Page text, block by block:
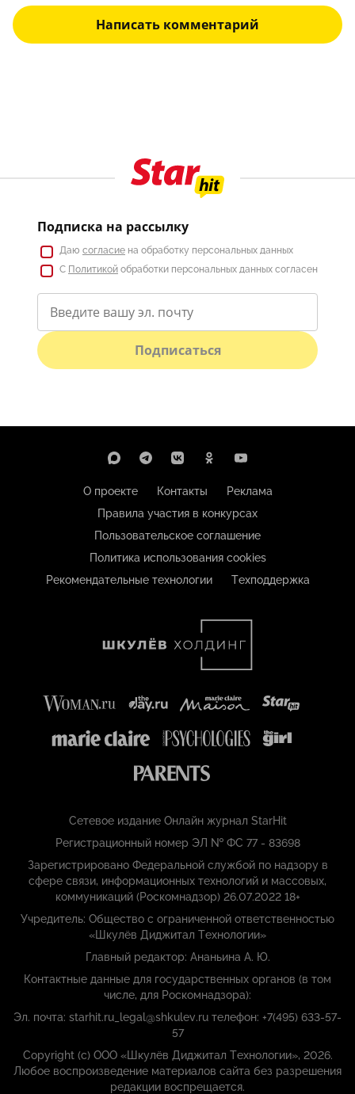
Написать комментарий
Подписка на рассылку
Даю согласие на обработку персональных данных
С Политикой обработки персональных данных согласен
Подписаться
О проекте Контакты
Реклама
Правила участия в конкурсах
Пользовательское соглашение
Политика использования cookies
Рекомендательные технологии
Техподдержка
Сетевое издание Онлайн журнал StarHit
Регистрационный номер ЭЛ № ФС 77 - 83698
Зарегистрировано Федеральной службой по надзору в
сфере связи, информационных технологий и массовых,
коммуникаций (Роскомнадзор) 26.07.2022 18+
Учредитель: Общество с ограниченной ответственностью
«Шкулёв Диджитал Технологии»
Главный редактор: Ананьина А. Ю.
Контактные данные для государственных органов (в том
числе, для Роскомнадзора):
Эл. почта: starhit.ru_legal@shkulev.ru телефон: +7(495) 633-57-
57
Copyright (с) ООО «Шкулёв Диджитал Технологии», 2026.
Любое воспроизведение материалов сайта без разрешения
редакции воспрещается.